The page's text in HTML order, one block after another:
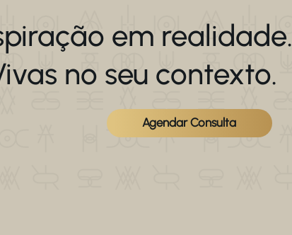
em realidade.
no seu contexto.
Agendar Consulta